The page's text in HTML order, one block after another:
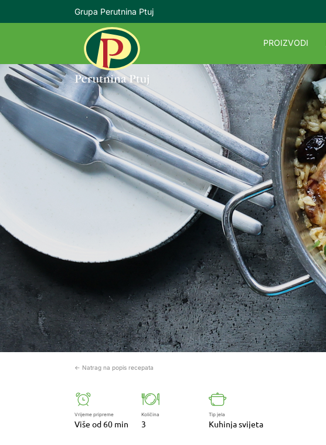
Grupa Perutnina Ptuj
PROIZVODI
← Natrag na popis recepata
Vrijeme pripreme
Više od 60 min
Količina
3
Tip jela
Kuhinja svijeta